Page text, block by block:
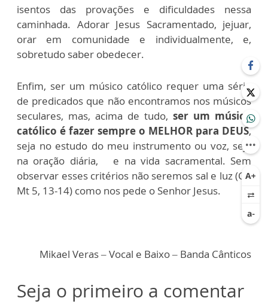
isentos das provações e dificuldades nessa
caminhada. Adorar Jesus Sacramentado, jejuar,
orar em comunidade e individualmente, e,
sobretudo saber obedecer.
Enfim, ser um músico católico requer uma série
de predicados que não encontramos nos músicos
seculares, mas, acima de tudo, ser um músico
católico é fazer sempre o MELHOR para DEUS,
seja no estudo do meu instrumento ou voz, seja
na oração diária, e na vida sacramental. Sem
observar esses critérios não seremos sal e luz (Cf.
Mt 5, 13-14) como nos pede o Senhor Jesus.
Mikael Veras – Vocal e Baixo – Banda Cânticos
Seja o primeiro a comentar